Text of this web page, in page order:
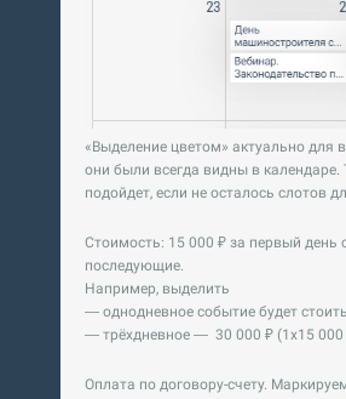
«Выделение цветом» актуально для
они были всегда видны в календаре.
подойдет, если не осталось слотов
Стоимость: 15 000 ₽ за первый день
последующие.
Например, выделить
— однодневное событие будет
— трёхдневное — 30 000 ₽ (1х15 000
Оплата по договору-счету.